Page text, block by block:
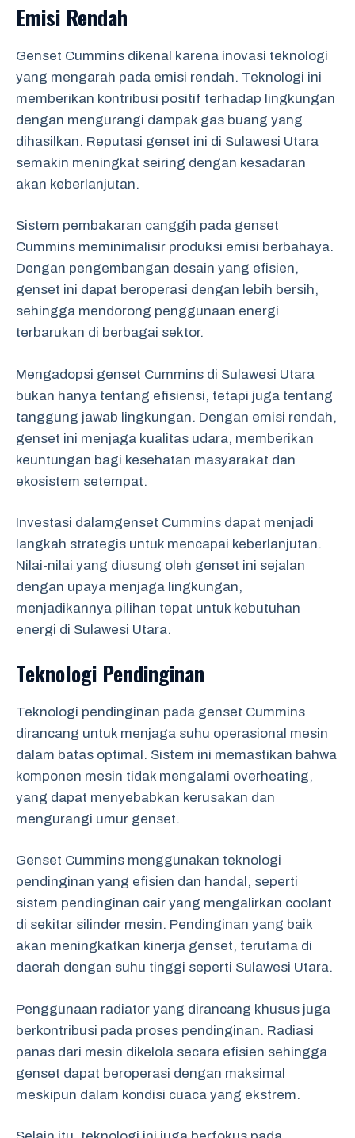
Emisi Rendah
Genset Cummins dikenal karena inovasi teknologi
yang mengarah pada emisi rendah. Teknologi ini
memberikan kontribusi positif terhadap lingkungan
dengan mengurangi dampak gas buang yang
dihasilkan. Reputasi genset ini di Sulawesi Utara
semakin meningkat seiring dengan kesadaran
akan keberlanjutan.
Sistem pembakaran canggih pada genset
Cummins meminimalisir produksi emisi berbahaya.
Dengan pengembangan desain yang efisien,
genset ini dapat beroperasi dengan lebih bersih,
sehingga mendorong penggunaan energi
terbarukan di berbagai sektor.
Mengadopsi genset Cummins di Sulawesi Utara
bukan hanya tentang efisiensi, tetapi juga tentang
tanggung jawab lingkungan. Dengan emisi rendah,
genset ini menjaga kualitas udara, memberikan
keuntungan bagi kesehatan masyarakat dan
ekosistem setempat.
Investasi dalamgenset Cummins dapat menjadi
langkah strategis untuk mencapai keberlanjutan.
Nilai-nilai yang diusung oleh genset ini sejalan
dengan upaya menjaga lingkungan,
menjadikannya pilihan tepat untuk kebutuhan
energi di Sulawesi Utara.
Teknologi Pendinginan
Teknologi pendinginan pada genset Cummins
dirancang untuk menjaga suhu operasional mesin
dalam batas optimal. Sistem ini memastikan bahwa
komponen mesin tidak mengalami overheating,
yang dapat menyebabkan kerusakan dan
mengurangi umur genset.
Genset Cummins menggunakan teknologi
pendinginan yang efisien dan handal, seperti
sistem pendinginan cair yang mengalirkan coolant
di sekitar silinder mesin. Pendinginan yang baik
akan meningkatkan kinerja genset, terutama di
daerah dengan suhu tinggi seperti Sulawesi Utara.
Penggunaan radiator yang dirancang khusus juga
berkontribusi pada proses pendinginan. Radiasi
panas dari mesin dikelola secara efisien sehingga
genset dapat beroperasi dengan maksimal
meskipun dalam kondisi cuaca yang ekstrem.